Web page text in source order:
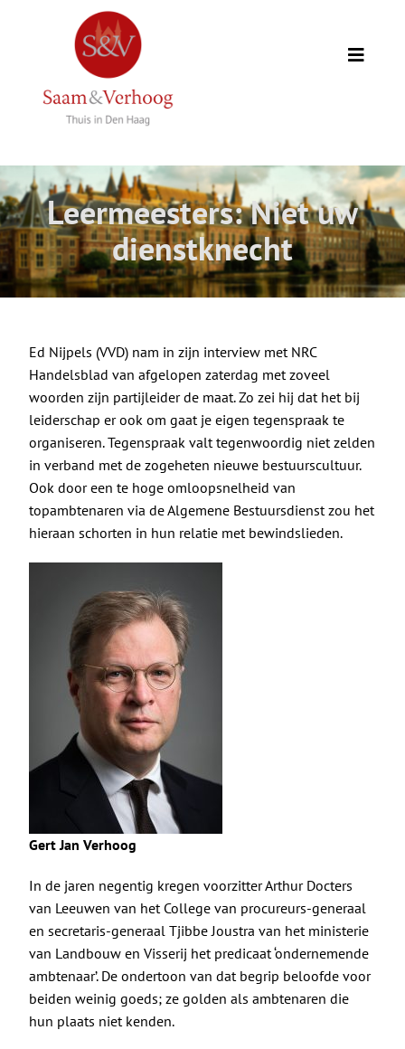
Toggle
Opdrachtgevers
Expertise
Wie we zijn
Academie
De Politieke Coach
Raadgevers
Actueel
Leermeesters: Niet uw
dienstknecht
Ed Nijpels (VVD) nam in zijn interview met NRC
Handelsblad van afgelopen zaterdag met zoveel
woorden zijn partijleider de maat. Zo zei hij dat het bij
leiderschap er ook om gaat je eigen tegenspraak te
organiseren. Tegenspraak valt tegenwoordig niet zelden
in verband met de zogeheten nieuwe bestuurscultuur.
Ook door een te hoge omloopsnelheid van
topambtenaren via de Algemene Bestuursdienst zou het
hieraan schorten in hun relatie met bewindslieden.
Gert Jan Verhoog
In de jaren negentig kregen voorzitter Arthur Docters
van Leeuwen van het College van procureurs-generaal
en secretaris-generaal Tjibbe Joustra van het ministerie
van Landbouw en Visserij het predicaat ‘ondernemende
ambtenaar’. De ondertoon van dat begrip beloofde voor
beiden weinig goeds; ze golden als ambtenaren die
hun plaats niet kenden.